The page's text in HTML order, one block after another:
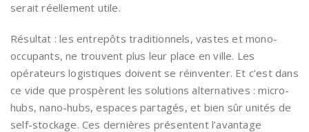
serait réellement utile.
Résultat : les entrepôts traditionnels, vastes et mono-
occupants, ne trouvent plus leur place en ville. Les
opérateurs logistiques doivent se réinventer. Et c’est dans
ce vide que prospèrent les solutions alternatives : micro-
hubs, nano-hubs, espaces partagés, et bien sûr unités de
self-stockage. Ces dernières présentent l’avantage